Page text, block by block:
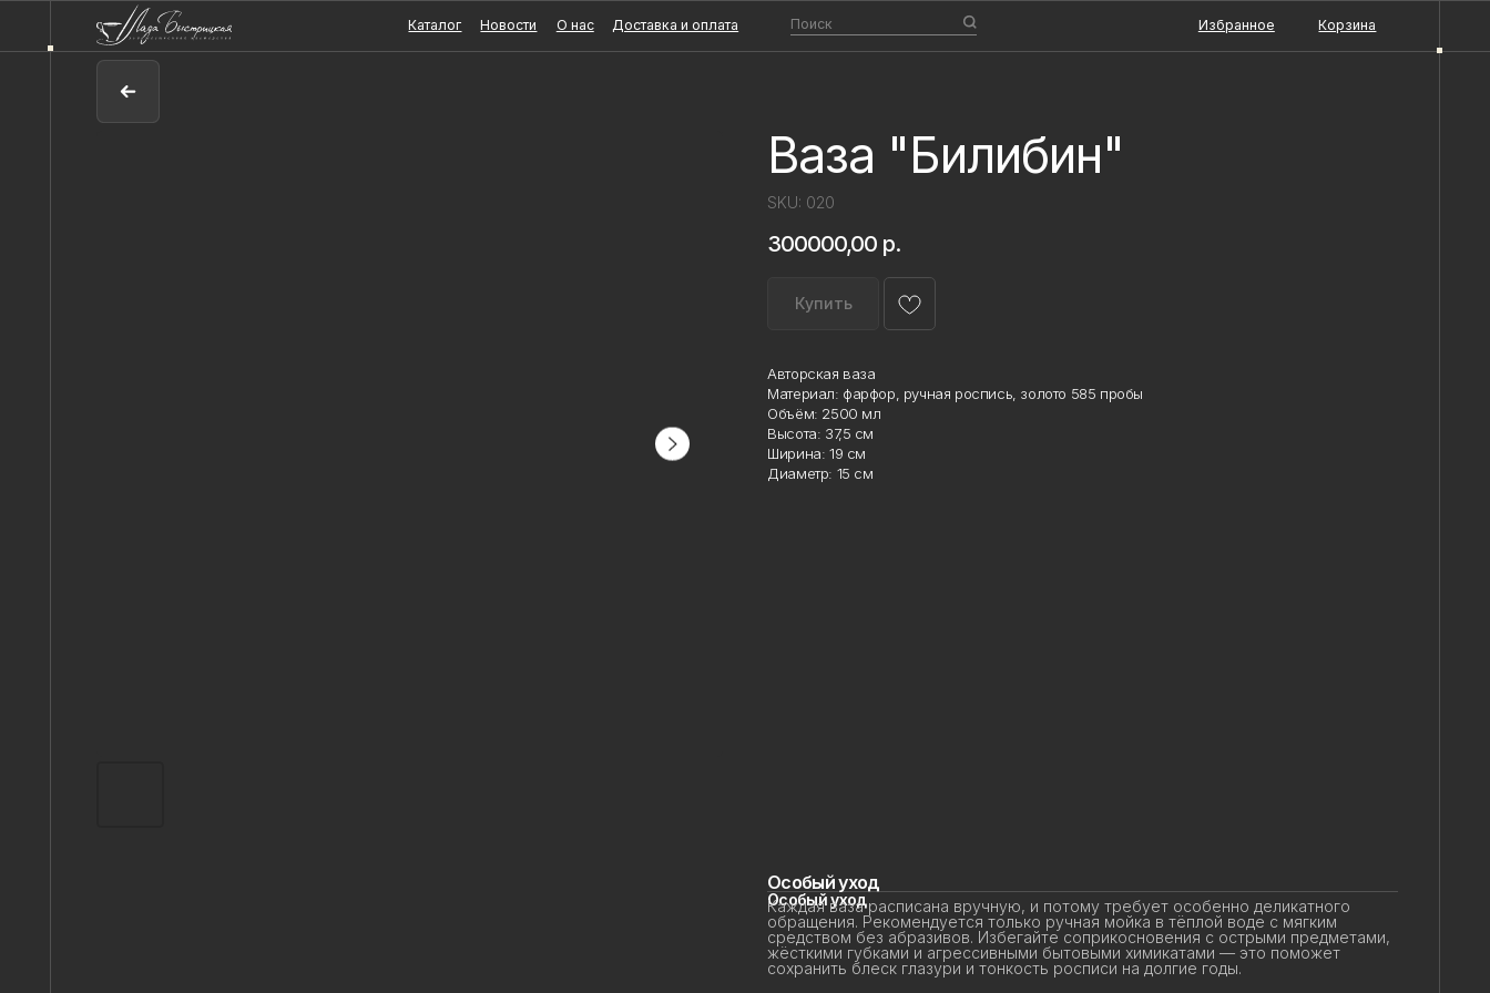
Каталог Новости О нас Доставка и оплата Поиск Корзина
Ваза "Билибин"
SKU:020
300000,00 р.
Купить
Авторская ваза
Материал: фарфор, ручная роспись, золото 585 пробы
Объём: 2500 мл
Высота: 37,5 см
Ширина: 19 см
Диаметр: 15 см
Особый уход
Особый уход
Каждая ваза расписана вручную, и потому требует особенно деликатного
обращения. Рекомендуется только ручная мойка в тёплой воде с мягким
средством без абразивов. Избегайте соприкосновения с острыми предметами,
жёсткими губками и агрессивными бытовыми химикатами — это поможет
сохранить блеск глазури и тонкость росписи на долгие годы.